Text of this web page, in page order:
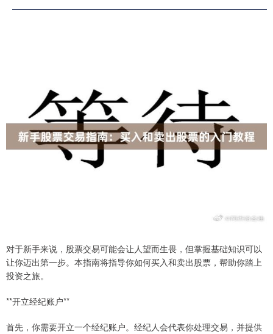
对于新手来说，股票交易可能会让人望而生畏，但掌握基础知识可以
让你迈出第一步。本指南将指导你如何买入和卖出股票，帮助你踏上
投资之旅。
**开立经纪账户**
首先，你需要开立一个经纪账户。经纪人会代表你处理交易，并提供